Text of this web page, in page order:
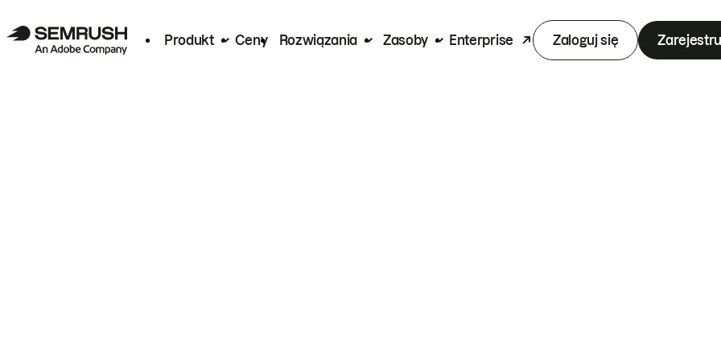
Produkt Ceny Rozwiązania Zasoby Enterprise Zaloguj się